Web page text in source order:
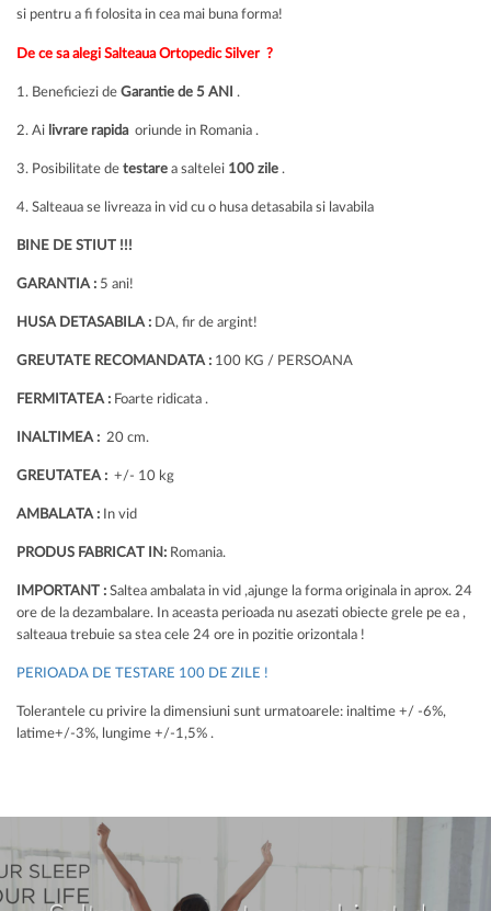
si pentru a fi folosita in cea mai buna forma!
De ce sa alegi Salteaua Ortopedic Silver ?
1. Beneficiezi de Garantie de 5 ANI .
2. Ai livrare rapida oriunde in Romania .
3. Posibilitate de testare a saltelei 100 zile .
4. Salteaua se livreaza in vid cu o husa detasabila si lavabila
BINE DE STIUT !!!
GARANTIA : 5 ani!
HUSA DETASABILA : DA, fir de argint!
GREUTATE RECOMANDATA : 100 KG / PERSOANA
FERMITATEA : Foarte ridicata .
INALTIMEA : 20 cm.
GREUTATEA : +/- 10 kg
AMBALATA : In vid
PRODUS FABRICAT IN: Romania.
IMPORTANT : Saltea ambalata in vid ,ajunge la forma originala in aprox. 24
ore de la dezambalare. In aceasta perioada nu asezati obiecte grele pe ea ,
salteaua trebuie sa stea cele 24 ore in pozitie orizontala !
PERIOADA DE TESTARE 100 DE ZILE !
Tolerantele cu privire la dimensiuni sunt urmatoarele: inaltime +/ -6%,
latime+/-3%, lungime +/-1,5% .